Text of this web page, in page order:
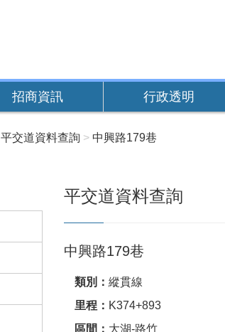
招商資訊 行政透明
平交道資料查詢 中興路179巷
平交道資料查詢
中興路179巷
類別： 縱貫線
里程： K374+893
區間： 大湖-路竹